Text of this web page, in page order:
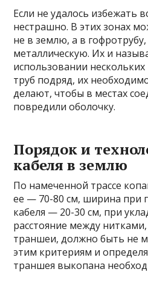
Если не удалось избежать
нестрашно. В этих зонах
не в землю, а в
металлическую. Их и
использовании
труб подряд, их
делают, чтобы в местах
повредили оболочку.
Порядок и
кабеля в землю
По намеченной трассе
ее — 70-80 см, ширина при
кабеля — 20-30 см, при
расстояние между
траншеи, должно быть не
этим критериям и
траншея выкопана